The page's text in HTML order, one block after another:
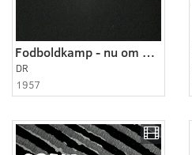
Fodboldkamp - nu om aften - 1957!
DR
1957